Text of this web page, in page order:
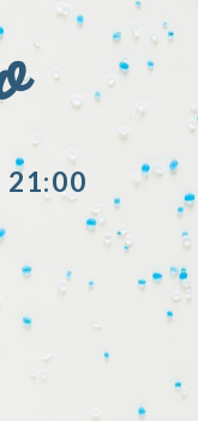
21:00